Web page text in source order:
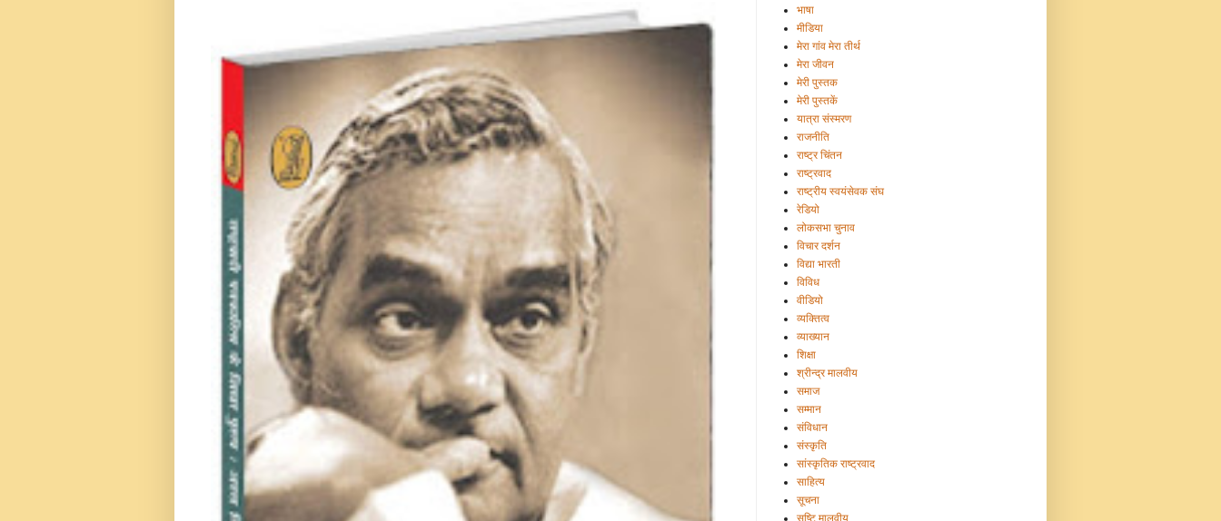
भाषा
मीडिया
मेरा गांव मेरा तीर्थ
मेरा जीवन
मेरी पुस्तक
मेरी पुस्तकें
यात्रा संस्मरण
राजनीति
राष्ट्र चिंतन
राष्ट्रवाद
राष्ट्रीय स्वयंसेवक संघ
रेडियो
लोकसभा चुनाव
विचार दर्शन
विद्या भारती
विविध
वीडियो
व्यक्तित्व
व्याख्यान
शिक्षा
श्रीन्द्र मालवीय
समाज
सम्मान
संविधान
संस्कृति
सांस्कृतिक राष्ट्रवाद
साहित्य
सूचना